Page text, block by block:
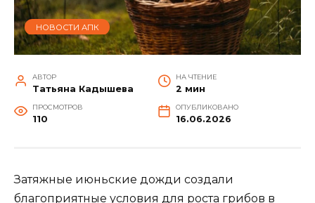
НОВОСТИ АПК
АВТОР
Татьяна Кадышева
НА ЧТЕНИЕ
2 мин
ПРОСМОТРОВ
110
ОПУБЛИКОВАНО
16.06.2026
Затяжные июньские дожди создали
благоприятные условия для роста грибов в